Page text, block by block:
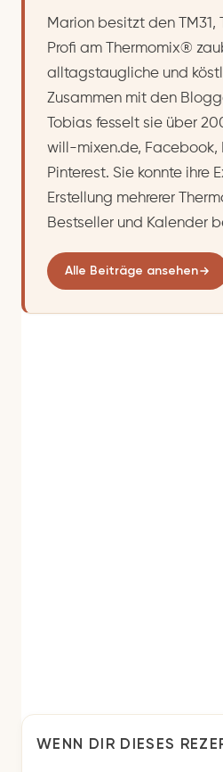
Marion besitzt den TM31,
Profi am Thermomix®
alltagstaugliche und
Zusammen mit den
Tobias fesselt sie über
will-mixen.de, Facebook,
Pinterest. Sie konnte ihre
Erstellung mehrerer
Bestseller und Kalender
Alle Beiträge ansehen
WENN DIR DIESES